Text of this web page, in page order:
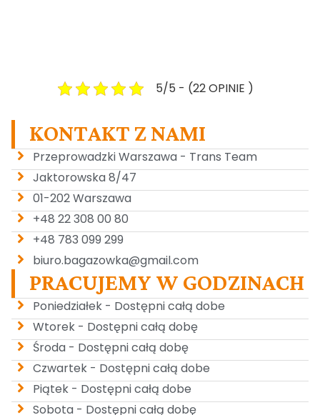
5/5 - (22 OPINIE )
KONTAKT Z NAMI
Przeprowadzki Warszawa - Trans Team
Jaktorowska 8/47
01-202 Warszawa
+48 22 308 00 80
+48 783 099 299
biuro.bagazowka@gmail.com
PRACUJEMY W GODZINACH
Poniedziałek - Dostępni całą dobe
Wtorek - Dostępni całą dobę
Środa - Dostępni całą dobę
Czwartek - Dostępni całą dobe
Piątek - Dostępni całą dobe
Sobota - Dostępni całą dobę